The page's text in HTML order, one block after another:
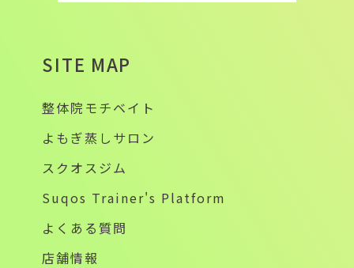
SITE MAP
整体院モチベイト
よもぎ蒸しサロン
スクオスジム
Suqos Trainer's Platform
よくある質問
店舗情報